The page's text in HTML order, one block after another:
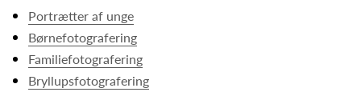
Portrætter af unge
Børnefotografering
Familiefotografering
Bryllupsfotografering